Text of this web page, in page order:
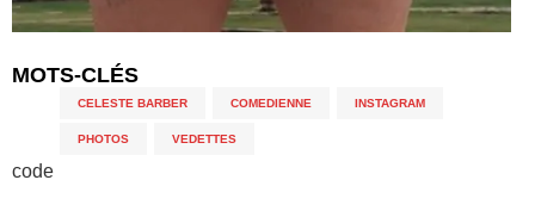
MOTS-CLÉS
CELESTE BARBER COMEDIENNE INSTAGRAM
PHOTOS VEDETTES
code